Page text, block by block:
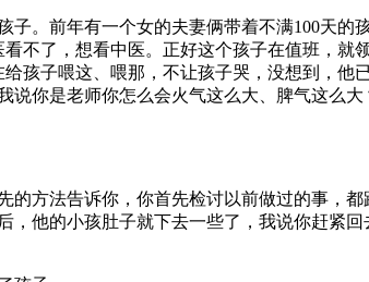
。前年有一个女的夫妻俩带着不满100天的
不了，想看中医。正好这个孩子在值班，就
孩子喂这、喂那，不让孩子哭，没想到，他
你是老师你怎么会火气这么大、脾气这么
方法告诉你，你首先检讨以前做过的事，
他的小孩肚子就下去一些了，我说你赶紧